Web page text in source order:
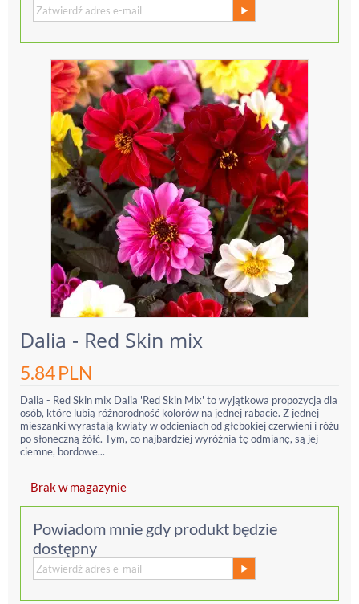
Dalia - Red Skin mix
5.84PLN
Dalia - Red Skin mix Dalia 'Red Skin Mix' to wyjątkowa propozycja dla
osób, które lubią różnorodność kolorów na jednej rabacie. Z jednej
mieszanki wyrastają kwiaty w odcieniach od głębokiej czerwieni i różu
po słoneczną żółć. Tym, co najbardziej wyróżnia tę odmianę, są jej
ciemne, bordowe...
Brak w magazynie
Powiadom mnie gdy produkt będzie
dostępny